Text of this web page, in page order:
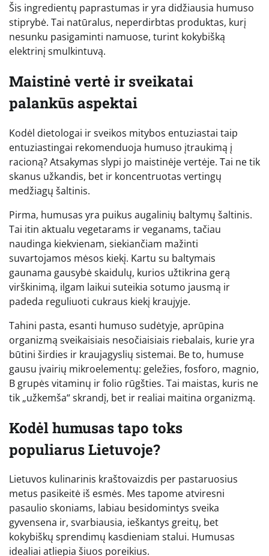
Šis ingredientų paprastumas ir yra didžiausia humuso
stiprybė. Tai natūralus, neperdirbtas produktas, kurį
nesunku pasigaminti namuose, turint kokybišką
elektrinį smulkintuvą.
Maistinė vertė ir sveikatai
palankūs aspektai
Kodėl dietologai ir sveikos mitybos entuziastai taip
entuziastingai rekomenduoja humuso įtraukimą į
racioną? Atsakymas slypi jo maistinėje vertėje. Tai ne tik
skanus užkandis, bet ir koncentruotas vertingų
medžiagų šaltinis.
Pirma, humusas yra puikus augalinių baltymų šaltinis.
Tai itin aktualu vegetarams ir veganams, tačiau
naudinga kiekvienam, siekiančiam mažinti
suvartojamos mėsos kiekį. Kartu su baltymais
gaunama gausybė skaidulų, kurios užtikrina gerą
virškinimą, ilgam laikui suteikia sotumo jausmą ir
padeda reguliuoti cukraus kiekį kraujyje.
Tahini pasta, esanti humuso sudėtyje, aprūpina
organizmą sveikaisiais nesočiaisiais riebalais, kurie yra
būtini širdies ir kraujagyslių sistemai. Be to, humuse
gausu įvairių mikroelementų: geležies, fosforo, magnio,
B grupės vitaminų ir folio rūgšties. Tai maistas, kuris ne
tik „užkemša“ skrandį, bet ir realiai maitina organizmą.
Kodėl humusas tapo toks
populiarus Lietuvoje?
Lietuvos kulinarinis kraštovaizdis per pastaruosius
metus pasikeitė iš esmės. Mes tapome atviresni
pasaulio skoniams, labiau besidomintys sveika
gyvensena ir, svarbiausia, ieškantys greitų, bet
kokybiškų sprendimų kasdieniam stalui. Humusas
idealiai atliepia šiuos poreikius.